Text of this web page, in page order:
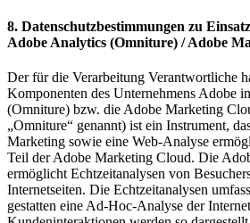
8. Datenschutzbestimmungen zu
Adobe Analytics (Omniture) / Adobe
Der für die Verarbeitung Verantwortliche
Komponenten des Unternehmens Adobe
(Omniture) bzw. die Adobe Marketing
„Omniture“ genannt) ist ein Instrument,
Marketing sowie eine Web-Analyse
Teil der Adobe Marketing Cloud. Die
ermöglicht Echtzeitanalysen von
Internetseiten. Die Echtzeitanalysen
gestatten eine Ad-Hoc-Analyse der